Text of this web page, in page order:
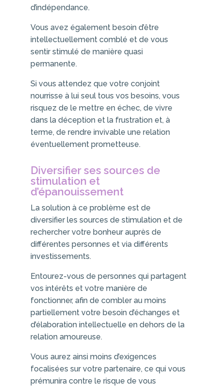
d’indépendance.
Vous avez également besoin d’être
intellectuellement comblé et de vous
sentir stimulé de manière quasi
permanente.
Si vous attendez que votre conjoint
nourrisse à lui seul tous vos besoins, vous
risquez de le mettre en échec, de vivre
dans la déception et la frustration et, à
terme, de rendre invivable une relation
éventuellement prometteuse.
Diversifier ses sources de
stimulation et
d’épanouissement
La solution à ce problème est de
diversifier les sources de stimulation et de
rechercher votre bonheur auprès de
différentes personnes et via différents
investissements.
Entourez-vous de personnes qui partagent
vos intérêts et votre manière de
fonctionner, afin de combler au moins
partiellement votre besoin d’échanges et
d’élaboration intellectuelle en dehors de la
relation amoureuse.
Vous aurez ainsi moins d’exigences
focalisées sur votre partenaire, ce qui vous
prémunira contre le risque de vous